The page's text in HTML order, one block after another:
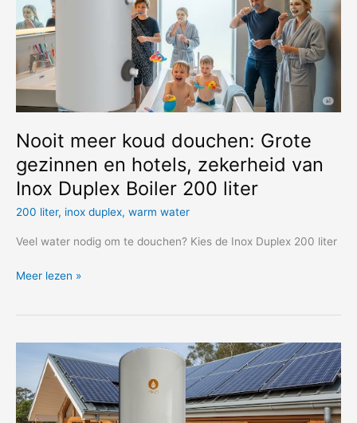
Nooit meer koud douchen: Grote
gezinnen en hotels, zekerheid van
Inox Duplex Boiler 200 liter
200 liter, inox duplex, warm water
Veel water nodig om te douchen? Kies de Inox Duplex 200 liter
Nooit
Grote
gezinnen
hotels,
zekerheid
Meer lezen »